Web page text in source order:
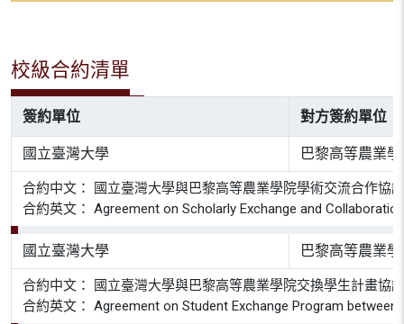
校級合約清單
簽約單位 對方簽約單位
國立臺灣大學 巴黎高等農業
合約中文： 國立臺灣大學與巴黎高等農業學院學術交流合作協
合約英文： Agreement on Scholarly Exchange and
國立臺灣大學 巴黎高等農業
合約中文： 國立臺灣大學與巴黎高等農業學院交換學生計畫協
合約英文： Agreement on Student Exchange Program